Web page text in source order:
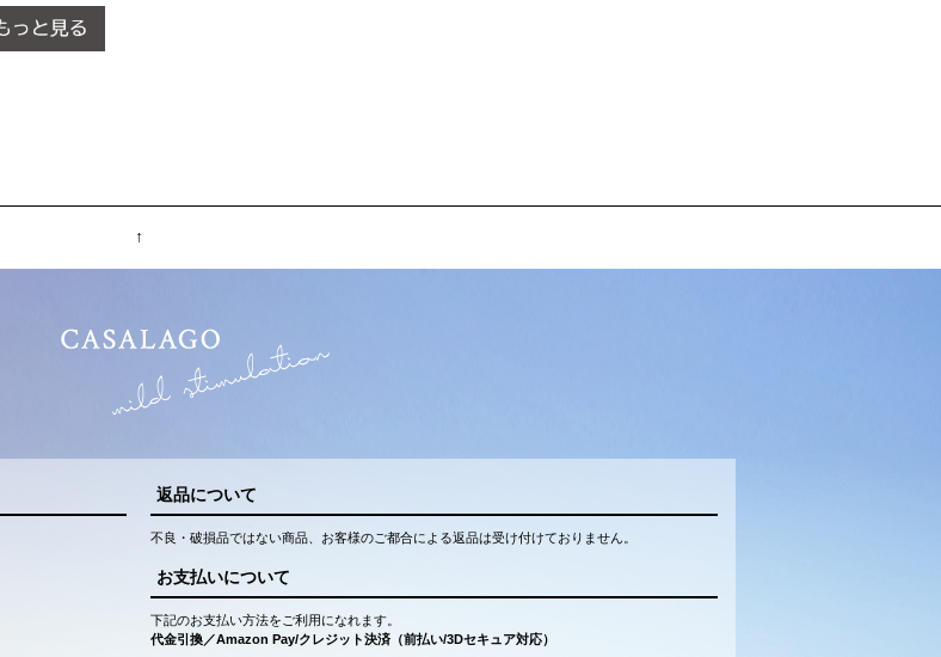
↑
返品について
不良・破損品ではない商品、お客様のご都合による返品は受け付けておりません。
お支払いについて
下記のお支払い方法をご利用になれます。
代金引換／Amazon Pay/クレジット決済（前払い/3Dセキュア対応）